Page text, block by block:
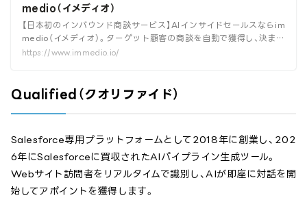
medio（イメディオ）
【日本初のインバウンド商談サービス】AIインサイドセールスならim
medio（イメディオ）。ターゲット顧客の商談を自動で獲得し、決まる
商談を効率的に増やします。リードの商談化率を最大化し、営業リソ
https://www.immedio.io/
Qualified（クオリファイド）
Salesforce専用プラットフォームとして2018年に創業し、202
6年にSalesforceに買収されたAIパイプライン生成ツール。
Webサイト訪問者をリアルタイムで識別し、AIが即座に対話を開
始してアポイントを獲得します。